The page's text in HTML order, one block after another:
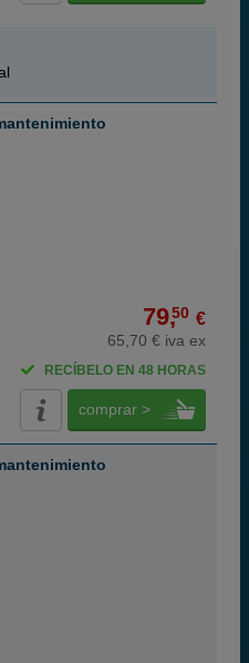
79,50 €
65,70 € iva ex
RECÍBELO EN 48 HORAS
comprar >